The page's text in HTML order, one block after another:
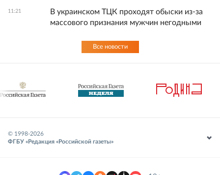
11:21
В украинском ТЦК проходят обыски из-за
массового признания мужчин негодными
Все новости
© 1998-2026
ФГБУ «Редакция «Российской газеты»